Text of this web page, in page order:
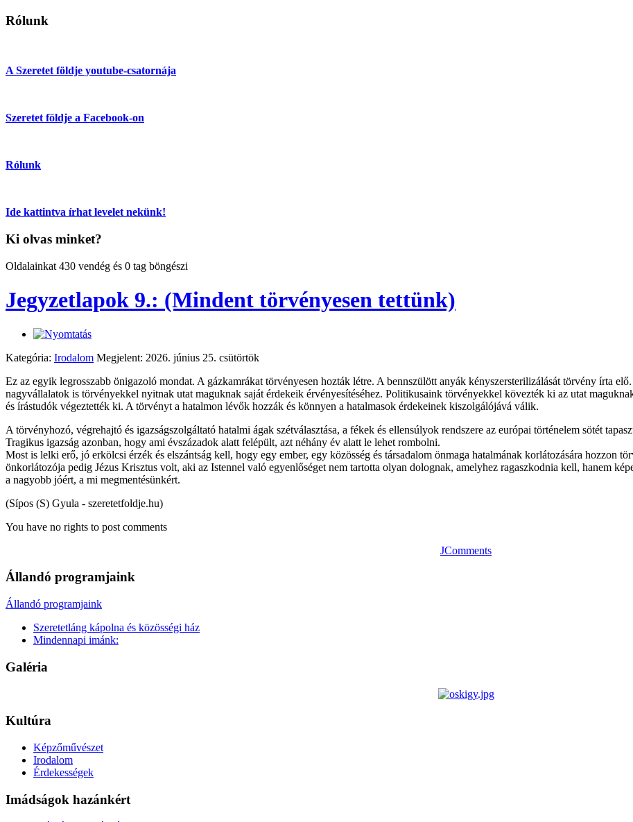
Rólunk
A Szeretet földje youtube-csatornája
Szeretet földje a Facebook-on
Rólunk
Ide kattintva írhat levelet nekünk!
Ki olvas minket?
Oldalainkat 430 vendég és 0 tag böngészi
Jegyzetlapok 9.: (Mindent törvényesen tettünk)
Kategória: Irodalom Megjelent: 2026. június 25. csütörtök
Ez az egyik legrosszabb önigazoló mondat. A gázkamrákat törvényesen hozták létre. A bennszülött anyák kényszersterilizálását törvény írta
nagyvállalatok is törvényekkel nyitnak utat maguknak saját érdekeik érvényesítéséhez. Politikusaink törvényekkel kövezték ki az utat
és írástudók végeztették ki. A törvényt a hatalmon lévők hozzák és könnyen a hatalmasok érdekeinek kiszolgálójává válik.
A törvényhozó, végrehajtó és igazságszolgáltató hatalmi ágak szétválasztása, a fékek és ellensúlyok rendszere az európai történelem sötét
Tragikus igazság azonban, hogy ami évszázadok alatt felépült, azt néhány év alatt le lehet rombolni.
Most is lelki erő, jó erkölcsi érzék és elszántság kell, hogy egy ember, egy közösség és társadalom önmaga hatalmának korlátozására hozzon
önkorlátozója pedig Jézus Krisztus volt, aki az Istennel való egyenlőséget nem tartotta olyan dolognak, amelyhez ragaszkodnia kell, hanem
a nagyobb jóért, a mi megmentésünkért.
(Sípos (S) Gyula - szeretetfoldje.hu)
You have no rights to post comments
JComments
Állandó programjaink
Állandó programjaink
Szeretetláng kápolna és közösségi ház
Mindennapi imánk:
Galéria
Kultúra
Képzőművészet
Irodalom
Érdekességek
Imádságok hazánkért